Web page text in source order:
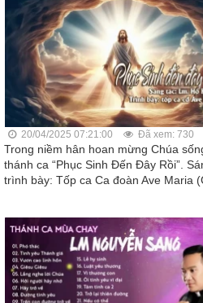
20/04/2025 07:21:00 Đã xem: 730
Trong niềm hân hoan mừng Chúa
thánh ca “Phục Sinh Đến Đây Rồi”.
trình bày: Tốp ca Ca đoàn Ave Maria